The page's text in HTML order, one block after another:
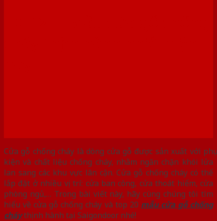
Cửa gỗ chống cháy là dòng cửa gỗ được sản xuất với phụ
kiện và chất liệu chống cháy, nhằm ngăn chặn khói lửa
lan sang các khu vực lân cận. Cửa gỗ chống cháy có thể
lắp đặt ở nhiều vị trí: cửa ban công, cửa thoát hiểm, cửa
phòng ngủ,… Trong bài viết này, hãy cùng chúng tôi tìm
hiểu về cửa gỗ chống cháy và top 20 mẫu cửa gỗ chống
cháythịnh hành tại Saigondoor nhé!